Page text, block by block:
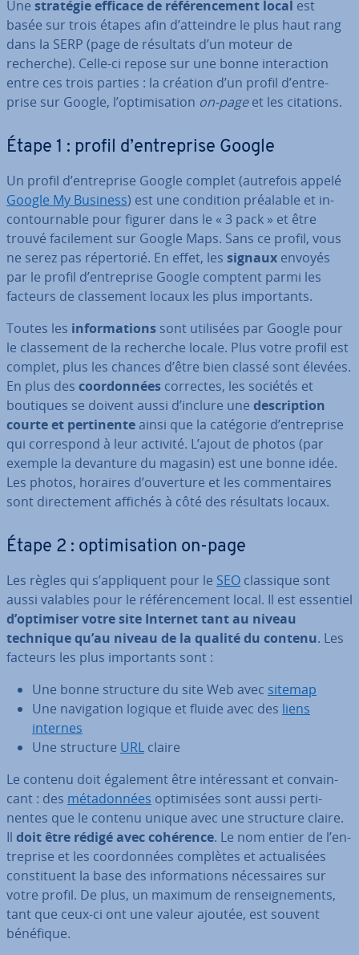
Une stratégie efficace de ré­fé­ren­ce­ment local est
basée sur trois étapes afin d’atteindre le plus haut rang
dans la SERP (page de résultats d’un moteur de
recherche). Celle-ci repose sur une bonne in­te­rac­tion
entre ces trois parties : la création d’un profil d’en­tre­
prise sur Google, l’op­ti­mi­sa­tion on-pageet les citations.
Étape 1 : profil d’en­tre­prise Google
Un profil d’en­tre­prise Google complet (autrefois appelé
Google My Business) est une condition préalable et in­
con­tour­nable pour figurer dans le « 3 pack » et être
trouvé fa­ci­le­ment sur Google Maps. Sans ce profil, vous
ne serez pas ré­per­to­rié. En effet, les signaux envoyés
par le profil d’en­tre­prise Google comptent parmi les
facteurs de clas­se­ment locaux les plus im­por­tants.
Toutes les in­for­ma­tions sont utilisées par Google pour
le clas­se­ment de la recherche locale. Plus votre profil est
complet, plus les chances d’être bien classé sont élevées.
En plus des coor­don­nées correctes, les sociétés et
boutiques se doivent aussi d’inclure une des­crip­tion
courte et per­ti­nenteainsi que la catégorie d’en­tre­prise
qui cor­res­pond à leur activité. L’ajout de photos (par
exemple la devanture du magasin) est une bonne idée.
Les photos, horaires d’ouverture et les com­men­taires
sont di­rec­te­ment affichés à côté des résultats locaux.
Étape 2 : op­ti­mi­sa­tion on-page
Les règles qui s’ap­pli­quent pour le SEO classique sont
aussi valables pour le ré­fé­ren­ce­ment local. Il est essentiel
d’optimiser votre site Internet tant au niveau
technique qu’au niveau de la qualité du contenu. Les
facteurs les plus im­por­tants sont :
Une bonne structure du site Web avec sitemap
Une na­vi­ga­tion logique et fluide avec des liens
internes
Une structure URL claire
Le contenu doit également être in­té­res­sant et con­vain­
cant : des mé­ta­don­nées op­ti­mi­sées sont aussi per­ti­
nentes que le contenu unique avec une structure claire.
Il doit être rédigé avec cohérence. Le nom entier de l’en­
tre­prise et les coor­don­nées complètes et ac­tua­li­sées
cons­ti­tuent la base des in­for­ma­tions né­ces­saires sur
votre profil. De plus, un maximum de ren­seig­ne­ments,
tant que ceux-ci ont une valeur ajoutée, est souvent
bénéfique.